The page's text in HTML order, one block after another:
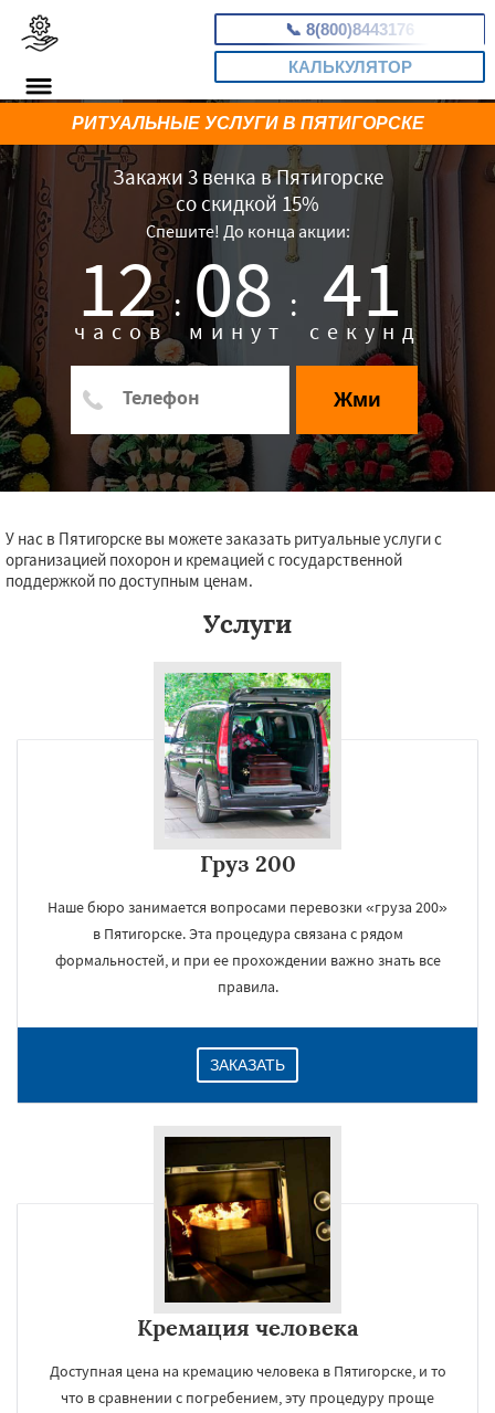
📞 8(800)8443176
КАЛЬКУЛЯТОР
Закажи 3 венка в Пятигорске
со скидкой 15%
Спешите! До конца акции:
12 :
часов 08 :
минут 40
секунд
Жми
РИТУАЛЬНЫЕ УСЛУГИ В ПЯТИГОРСКЕ
У нас в Пятигорске вы можете заказать ритуальные услуги с
организацией похорон и кремацией с государственной
поддержкой по доступным ценам.
Услуги
Груз 200
Наше бюро занимается вопросами перевозки «груза 200»
в Пятигорске. Эта процедура связана с рядом
формальностей, и при ее прохождении важно знать все
правила.
ЗАКАЗАТЬ
Кремация человека
Доступная цена на кремацию человека в Пятигорске, и то
что в сравнении с погребением, эту процедуру проще